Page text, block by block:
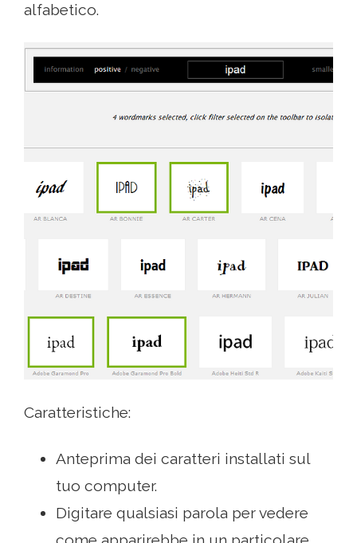
alfabetico.
Caratteristiche:
Anteprima dei caratteri installati sul
tuo computer.
Digitare qualsiasi parola per vedere
come apparirebbe in un particolare